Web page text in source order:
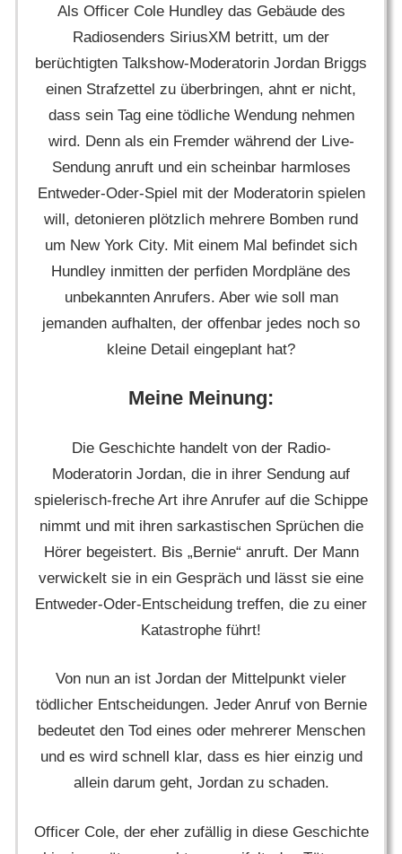
Als Officer Cole Hundley das Gebäude des
Radiosenders SiriusXM betritt, um der
berüchtigten Talkshow-Moderatorin Jordan Briggs
einen Strafzettel zu überbringen, ahnt er nicht,
dass sein Tag eine tödliche Wendung nehmen
wird. Denn als ein Fremder während der Live-
Sendung anruft und ein scheinbar harmloses
Entweder-Oder-Spiel mit der Moderatorin spielen
will, detonieren plötzlich mehrere Bomben rund
um New York City. Mit einem Mal befindet sich
Hundley inmitten der perfiden Mordpläne des
unbekannten Anrufers. Aber wie soll man
jemanden aufhalten, der offenbar jedes noch so
kleine Detail eingeplant hat?
Meine Meinung:
Die Geschichte handelt von der Radio-
Moderatorin Jordan, die in ihrer Sendung auf
spielerisch-freche Art ihre Anrufer auf die Schippe
nimmt und mit ihren sarkastischen Sprüchen die
Hörer begeistert. Bis „Bernie“ anruft. Der Mann
verwickelt sie in ein Gespräch und lässt sie eine
Entweder-Oder-Entscheidung treffen, die zu einer
Katastrophe führt!
Von nun an ist Jordan der Mittelpunkt vieler
tödlicher Entscheidungen. Jeder Anruf von Bernie
bedeutet den Tod eines oder mehrerer Menschen
und es wird schnell klar, dass es hier einzig und
allein darum geht, Jordan zu schaden.
Officer Cole, der eher zufällig in diese Geschichte